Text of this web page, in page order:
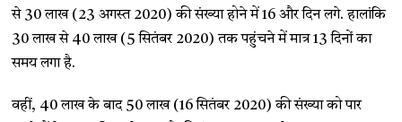
से 30 लाख (23 अगस्त 2020) की संख्या होने में 16 और दिन लगे. हालांकि
30 लाख से 40 लाख (5 सितंबर 2020) तक पहुंचने में मात्र 13 दिनों का
समय लगा है.
वहीं, 40 लाख के बाद 50 लाख (16 सितंबर 2020) की संख्या को पार